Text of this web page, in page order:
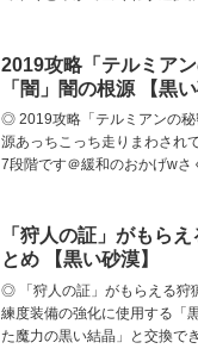
ル・ルンディ」「懸賞金狩り
ょう。もれなく称号もらえる
メリット (adsbygoogle =
2019攻略「テルミア
「闇」闇の根源 【黒
◎ 2019攻略「テルミアンの秘
源あっちこっち走りまわされ
7段階です＠緩和のおかげwさ
2019攻略「テルミアンの秘
「金属」金属の根源 5段階「
「魂」魂の根源 7段階「闇
「狩人の証」がもら
とめ 【黒い砂漠】
◎ 「狩人の証」がもらえる狩
練度装備の強化に使用する「
た魔力の黒い結晶」と交換で